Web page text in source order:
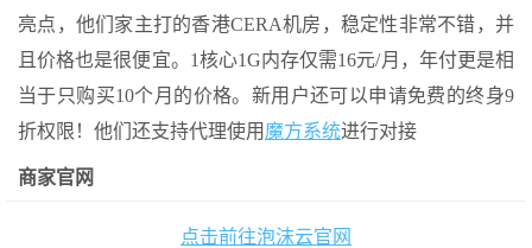
亮点，他们家主打的香港CERA机房，稳定性非常不错，并
且价格也是很便宜。1核心1G内存仅需16元/月，年付更是相
当于只购买10个月的价格。新用户还可以申请免费的终身9
折权限！他们还支持代理使用 魔方系统进行对接
商家官网
点击前往泡沫云官网